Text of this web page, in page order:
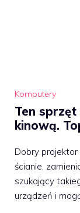
Komputery
Ten
kinową.
Dobry
ścianie,
szukający
urządzeń i